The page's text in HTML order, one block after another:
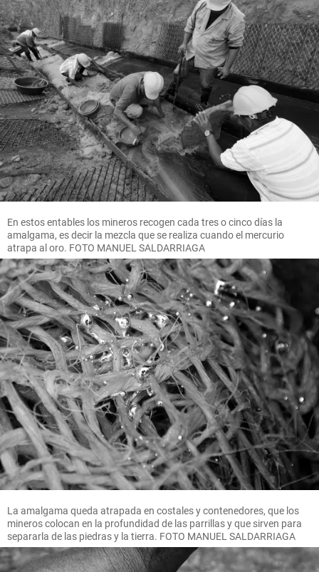
En estos entables los mineros recogen cada tres o cinco días la
amalgama, es decir la mezcla que se realiza cuando el mercurio
atrapa al oro. FOTO MANUEL SALDARRIAGA
La amalgama queda atrapada en costales y contenedores, que los
mineros colocan en la profundidad de las parrillas y que sirven para
separarla de las piedras y la tierra. FOTO MANUEL SALDARRIAGA